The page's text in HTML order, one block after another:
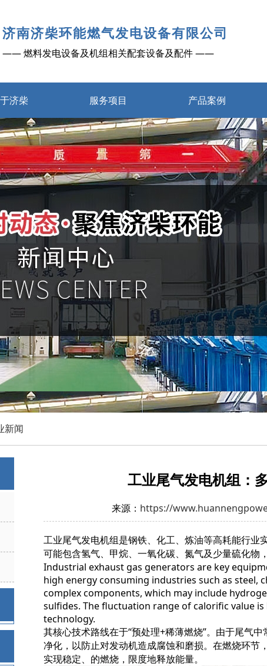
济南济柴环能燃气发电设备有限公司
—— 燃料发电设备及机组相关配套设备及配件 ——
济柴 服务项目 产品案例
新闻
工业尾气发电机组：
来源： https://
工业尾气发电机组是钢铁、化工、炼油等高耗能行业
可能包含氢气、甲烷、一氧化碳、氮气及少量硫化物
Industrial exhaust gas generators are key
high energy consuming industries such as steel,
complex components, which may include
sulfides. The fluctuation range of calorific value
technology.
其核心技术路线在于“预处理+稀薄燃烧”。由于尾气
净化，以防止对发动机造成腐蚀和磨损。在燃烧环节
实现稳定、的燃烧，限度地释放能量。